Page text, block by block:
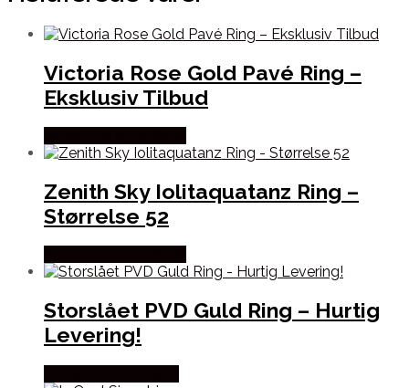
Victoria Rose Gold Pavé Ring –
Eksklusiv Tilbud
Zenith Sky Iolitaquatanz Ring –
Størrelse 52
Storslået PVD Guld Ring – Hurtig
Levering!